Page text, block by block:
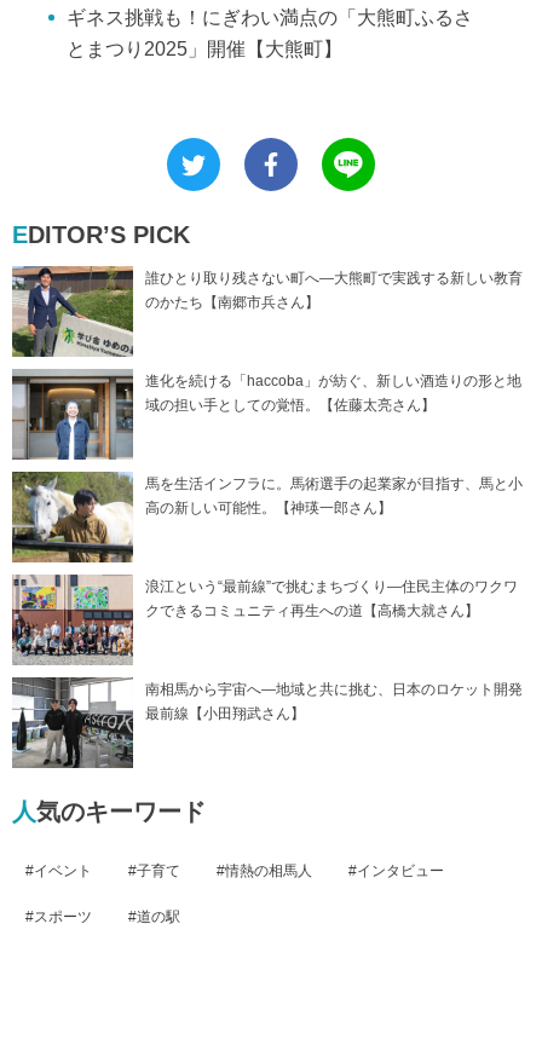
ギネス挑戦も！にぎわい満点の「大熊町ふるさ
とまつり2025」開催【大熊町】
EDITOR’S PICK
誰ひとり取り残さない町へ―大熊町で実践する新しい教育
のかたち【南郷市兵さん】
進化を続ける「haccoba」が紡ぐ、新しい酒造りの形と地
域の担い手としての覚悟。【佐藤太亮さん】
馬を生活インフラに。馬術選手の起業家が目指す、馬と小
高の新しい可能性。【神瑛一郎さん】
浪江という“最前線”で挑むまちづくり―住民主体のワクワ
クできるコミュニティ再生への道【高橋大就さん】
南相馬から宇宙へ―地域と共に挑む、日本のロケット開発
最前線【小田翔武さん】
人気のキーワード
イベント 子育て 情熱の相馬人 インタビュー
スポーツ 道の駅